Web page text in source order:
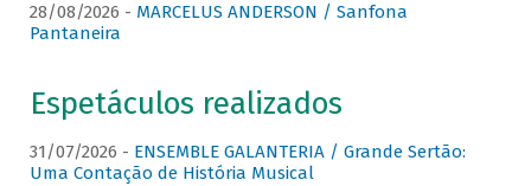
28/08/2026 - MARCELUS ANDERSON / Sanfona
Pantaneira
Espetáculos realizados
31/07/2026 - ENSEMBLE GALANTERIA / Grande Sertão:
Uma Contação de História Musical